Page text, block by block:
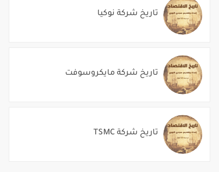
تاريخ شركة نوكيا
تاريخ شركة مايكروسوفت
تاريخ شركة TSMC